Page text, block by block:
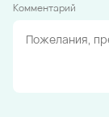
Комментарий